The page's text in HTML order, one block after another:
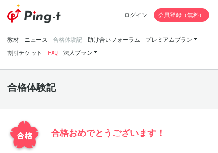
教材 ニュース 合格体験記 助け合いフォーラム
プレミアムプラン
割引チケット
FAQ 法人プラン
ログイン 会員登録（無料）
合格体験記
合格おめでとうございます！